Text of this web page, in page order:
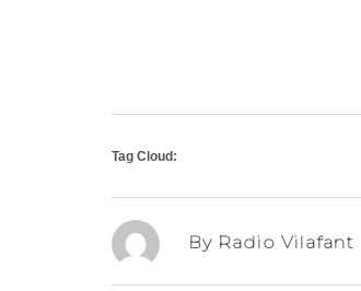
Tag Cloud:
By Radio Vilafant